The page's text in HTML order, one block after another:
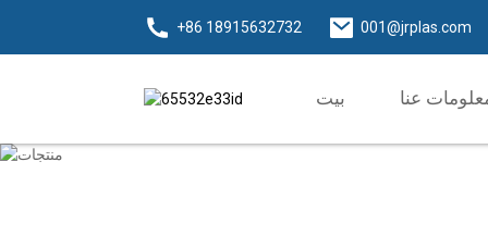
+86 18915632732 001@jrplas.com
بيت عنا